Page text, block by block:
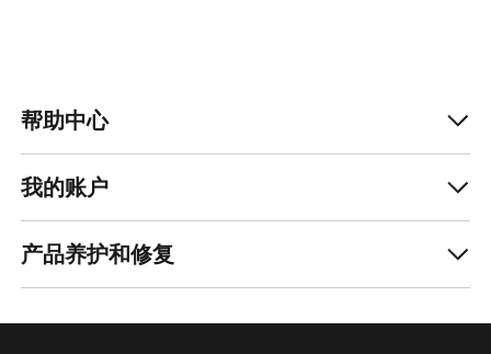
帮助中心
我的账户
产品养护和修复